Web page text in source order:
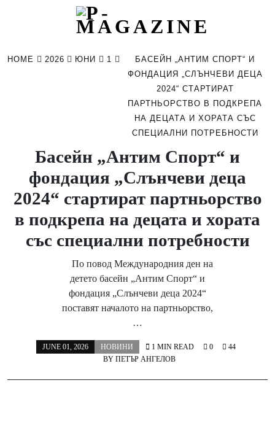
HOME 2026 ЮНИ 1
БАСЕЙН „АНТИМ СПОРТ“ И
ФОНДАЦИЯ „СЛЪНЧЕВИ ДЕЦА
2024“ СТАРТИРАТ
ПАРТНЬОРСТВО В ПОДКРЕПА
НА ДЕЦАТА И ХОРАТА СЪС
СПЕЦИАЛНИ ПОТРЕБНОСТИ
Басейн „Антим Спорт“ и
фондация „Слънчеви деца
2024“ стартират партньорство
в подкрепа на децата и хората
със специални потребности
По повод Международния ден на
детето басейн „Антим Спорт“ и
фондация „Слънчеви деца 2024“
поставят началото на партньорство,
…
JUNE 01, 2026
НОВИНИ
BY ПЕТЪР АНГЕЛОВ
1 MIN READ 0 44